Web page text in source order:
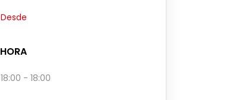
Desde
HORA
18:00 - 18:00